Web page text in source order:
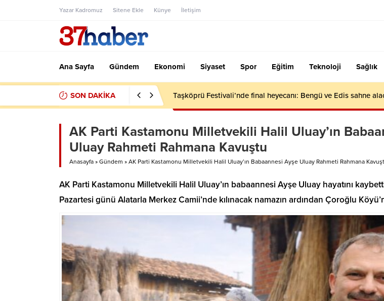
Yazar Kadromuz Sitene Ekle Künye İletişim
Ana Sayfa Gündem Ekonomi Siyaset Spor Eğitim Teknoloji Sağlık
SON DAKİKA Taşköprü Festivali’nde final heyecanı: Bengü ve Edis sahne
AK Parti Kastamonu Milletvekili Halil Uluay’ın
Uluay Rahmeti Rahmana Kavuştu
Anasayfa » Gündem » AK Parti Kastamonu Milletvekili Halil Uluay’ın Babaannesi Ayşe Uluay Rahmeti Rahmana
AK Parti Kastamonu Milletvekili Halil Uluay’ın babaannesi Ayşe Uluay hayatını
Pazartesi günü Alatarla Merkez Camii’nde kılınacak namazın ardından Çoroğlu